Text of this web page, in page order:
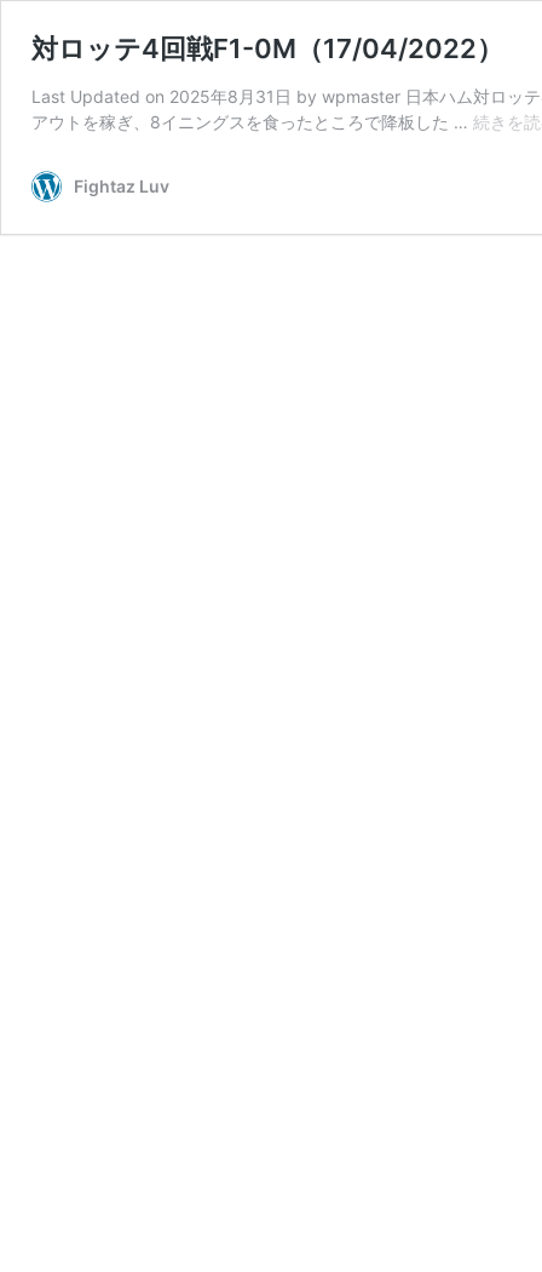
対ロッテ4回戦F1-0M（17/04/2022）
Last Updated on 2025年8月31日 by wpmaster 日本ハム対ロッ
アウトを稼ぎ、8イニングスを食ったところで降板した … 続きを
Fightaz Luv